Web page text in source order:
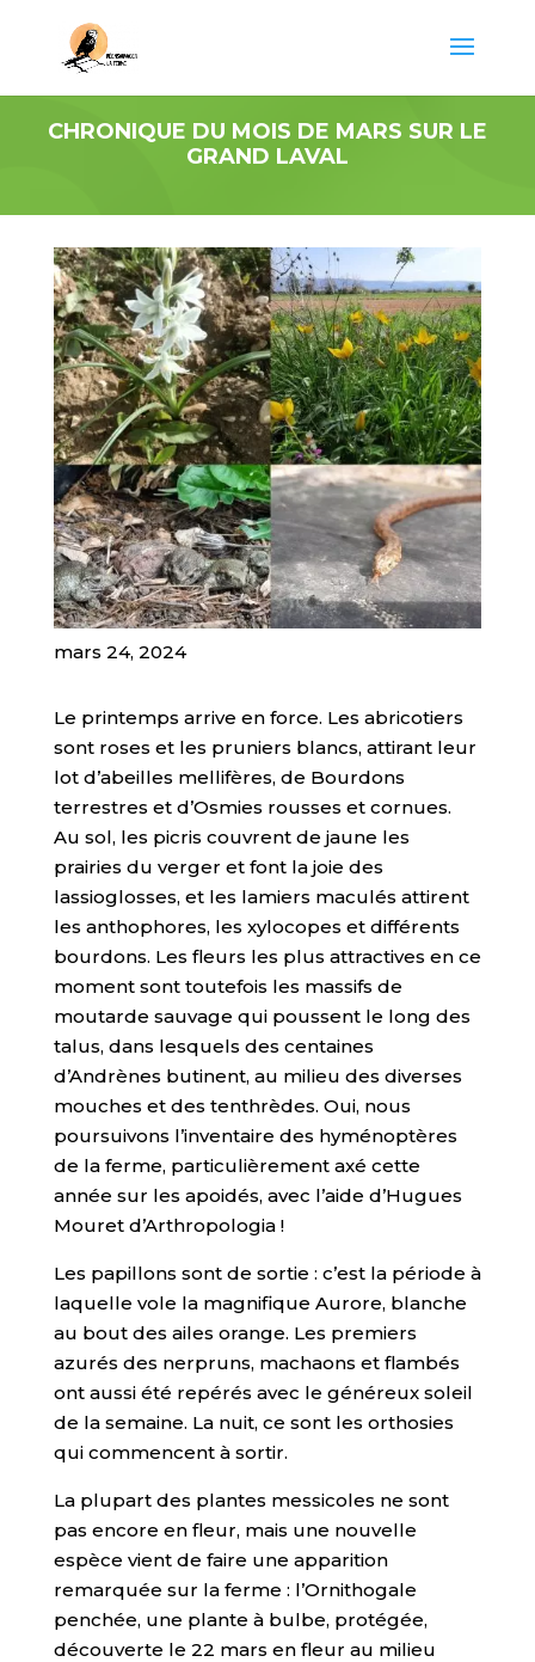
CHRONIQUE DU MOIS DE MARS SUR LE
GRAND LAVAL
mars 24, 2024
Le printemps arrive en force. Les abricotiers
sont roses et les pruniers blancs, attirant leur
lot d’abeilles mellifères, de Bourdons
terrestres et d’Osmies rousses et cornues.
Au sol, les picris couvrent de jaune les
prairies du verger et font la joie des
lassioglosses, et les lamiers maculés attirent
les anthophores, les xylocopes et différents
bourdons. Les fleurs les plus attractives en ce
moment sont toutefois les massifs de
moutarde sauvage qui poussent le long des
talus, dans lesquels des centaines
d’Andrènes butinent, au milieu des diverses
mouches et des tenthrèdes. Oui, nous
poursuivons l’inventaire des hyménoptères
de la ferme, particulièrement axé cette
année sur les apoidés, avec l’aide d’Hugues
Mouret d’Arthropologia !
Les papillons sont de sortie : c’est la période à
laquelle vole la magnifique Aurore, blanche
au bout des ailes orange. Les premiers
azurés des nerpruns, machaons et flambés
ont aussi été repérés avec le généreux soleil
de la semaine. La nuit, ce sont les orthosies
qui commencent à sortir.
La plupart des plantes messicoles ne sont
pas encore en fleur, mais une nouvelle
espèce vient de faire une apparition
remarquée sur la ferme : l’Ornithogale
penchée, une plante à bulbe, protégée,
découverte le 22 mars en fleur au milieu